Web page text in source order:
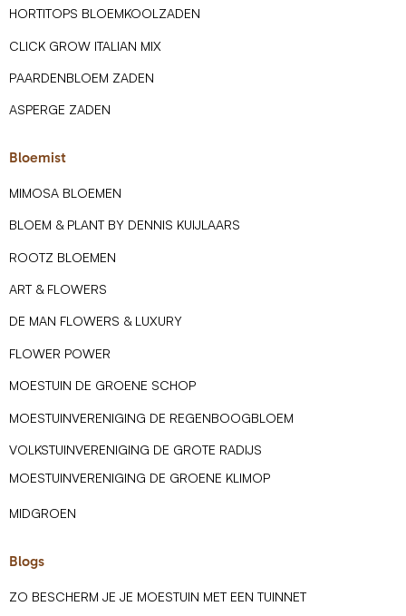
HORTITOPS BLOEMKOOLZADEN
CLICK GROW ITALIAN MIX
PAARDENBLOEM ZADEN
ASPERGE ZADEN
Bloemist
MIMOSA BLOEMEN
BLOEM & PLANT BY DENNIS KUIJLAARS
ROOTZ BLOEMEN
ART & FLOWERS
DE MAN FLOWERS & LUXURY
FLOWER POWER
MOESTUIN DE GROENE SCHOP
MOESTUINVERENIGING DE REGENBOOGBLOEM
VOLKSTUINVERENIGING DE GROTE RADIJS
MOESTUINVERENIGING DE GROENE KLIMOP
MIDGROEN
Blogs
ZO BESCHERM JE JE MOESTUIN MET EEN TUINNET